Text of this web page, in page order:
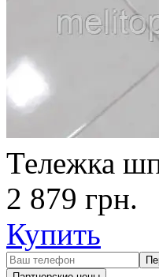
Тележка
2 879 грн.
Купить